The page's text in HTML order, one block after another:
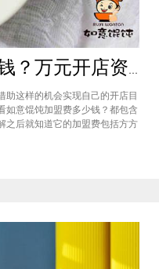
如意馄饨加盟费多少钱？万元开店资金压力基本上不会出现在经营中
助这样的机会实现自己的开店目
如意馄饨加盟费多少钱？都包含
之后就知道它的加盟费包括方方
盟费多少钱？是不是值得加